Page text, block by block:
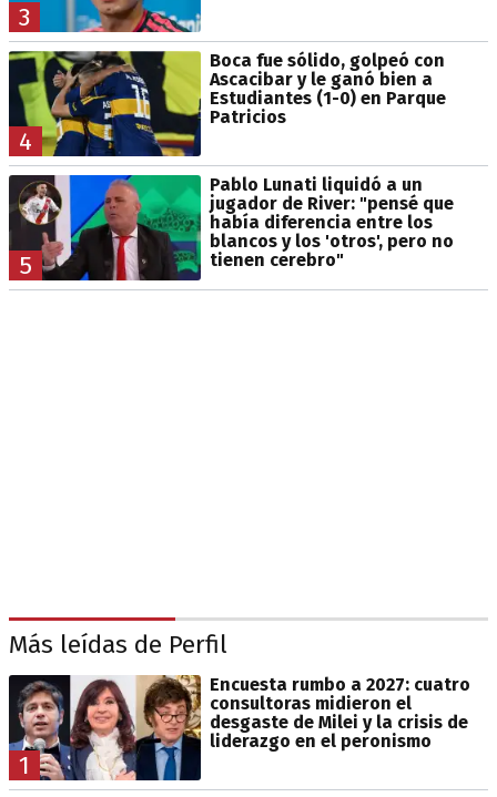
3
4
Boca fue sólido, golpeó con
Ascacibar y le ganó bien a
Estudiantes (1-0) en Parque
Patricios
5
Pablo Lunati liquidó a un
jugador de River: "pensé que
había diferencia entre los
blancos y los 'otros', pero no
tienen cerebro"
Más leídas de Perfil
1
Encuesta rumbo a 2027: cuatro
consultoras midieron el
desgaste de Milei y la crisis de
liderazgo en el peronismo